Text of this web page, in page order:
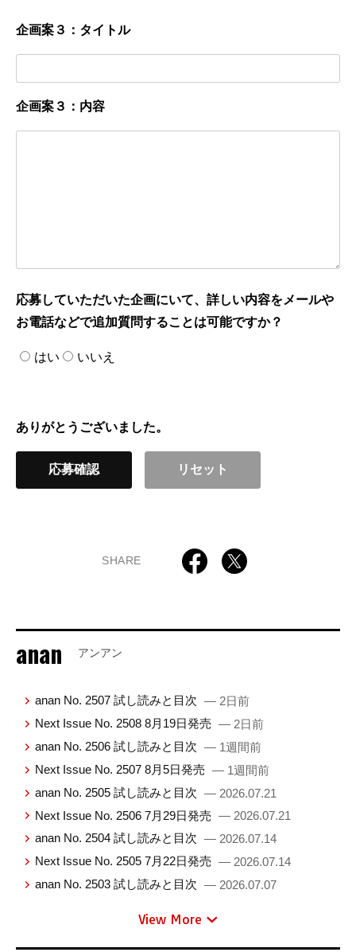
企画案３：タイトル
企画案３：内容
応募していただいた企画にいて、詳しい内容をメールや
お電話などで追加質問することは可能ですか？
はい いいえ
ありがとうございました。
SHARE
anan アンアン
anan No. 2507 試し読みと目次 — 2日前
Next Issue No. 2508 8月19日発売 — 2日前
anan No. 2506 試し読みと目次 — 1週間前
Next Issue No. 2507 8月5日発売 — 1週間前
anan No. 2505 試し読みと目次 — 2026.07.21
Next Issue No. 2506 7月29日発売 — 2026.07.21
anan No. 2504 試し読みと目次 — 2026.07.14
Next Issue No. 2505 7月22日発売 — 2026.07.14
anan No. 2503 試し読みと目次 — 2026.07.07
View More